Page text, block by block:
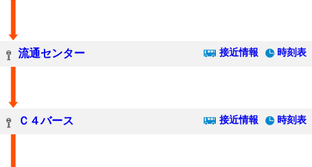
流通センター 接近情報 時刻表
Ｃ４バース 接近情報 時刻表